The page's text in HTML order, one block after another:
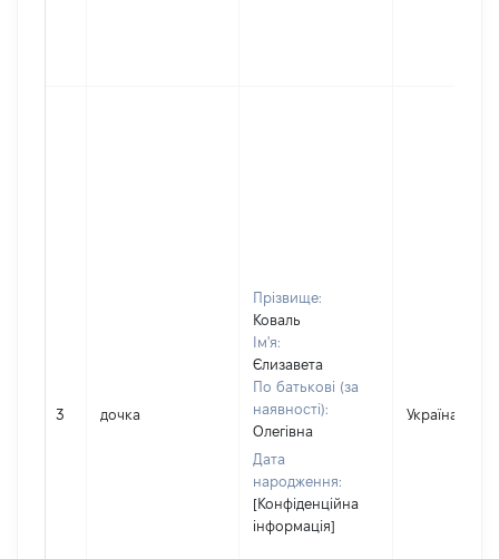
3 дочка
Прізвище:
Коваль
Ім'я:
Єлизавета
По батькові (за
наявності):
Олегівна
Дата
народження:
[Конфіденційна
інформація]
Україна